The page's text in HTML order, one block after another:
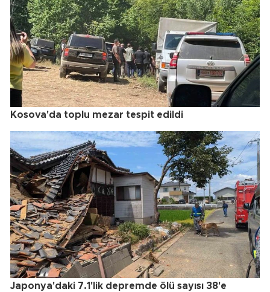
Kosova'da toplu mezar tespit edildi
Japonya'daki 7.1'lik depremde ölü sayısı 38'e